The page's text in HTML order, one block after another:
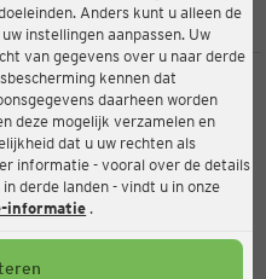
Anders kunt u alleen de
instellingen aanpassen. Uw
van gegevens over u naar derde
kennen dat
daarheen worden
deze mogelijk verzamelen en
dat u uw rechten als
informatie - vooral over de details
derde landen - vindt u in onze
informatie .
ACTIES
Moormerland